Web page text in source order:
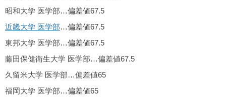
昭和大学 医学部…偏差値67.5
近畿大学 医学部…偏差値67.5
東邦大学 医学部…偏差値67.5
藤田保健衛生大学 医学部…偏差値67.5
久留米大学 医学部…偏差値65
福岡大学 医学部…偏差値65